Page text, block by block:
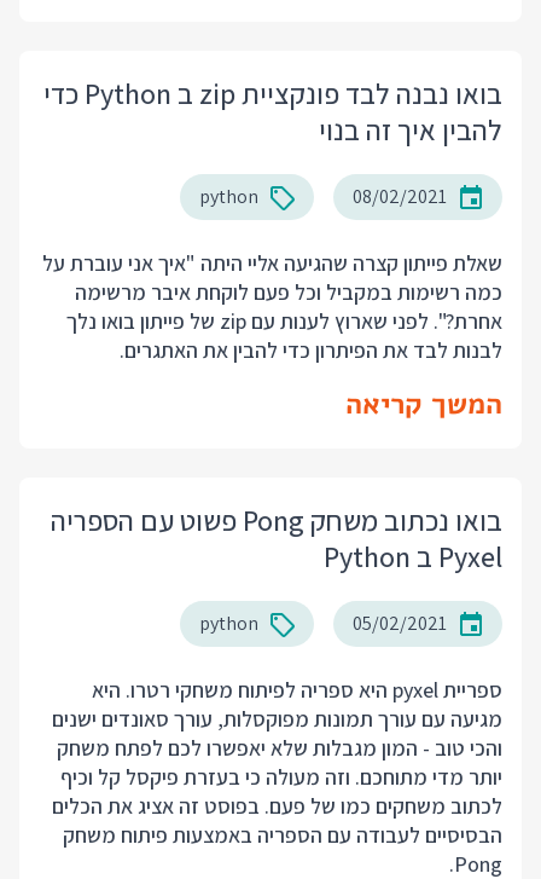
בואו נבנה לבד פונקציית zip ב Python כדי
להבין איך זה בנוי
08/02/2021
python
שאלת פייתון קצרה שהגיעה אליי היתה "איך אני עוברת על
כמה רשימות במקביל וכל פעם לוקחת איבר מרשימה
אחרת?". לפני שארוץ לענות עם zip של פייתון בואו נלך
לבנות לבד את הפיתרון כדי להבין את האתגרים.
המשך קריאה
בואו נכתוב משחק Pong פשוט עם הספריה
Pyxel ב Python
05/02/2021
python
ספריית pyxel היא ספריה לפיתוח משחקי רטרו. היא
מגיעה עם עורך תמונות מפוקסלות, עורך סאונדים ישנים
והכי טוב - המון מגבלות שלא יאפשרו לכם לפתח משחק
יותר מדי מתוחכם. וזה מעולה כי בעזרת פיקסל קל וכיף
לכתוב משחקים כמו של פעם. בפוסט זה אציג את הכלים
הבסיסיים לעבודה עם הספריה באמצעות פיתוח משחק
Pong.